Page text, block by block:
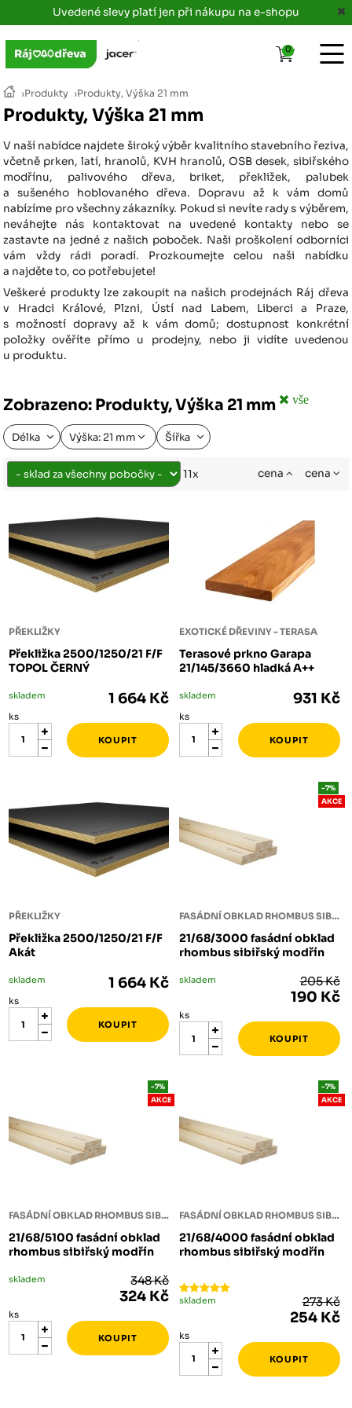
Uvedené slevy platí jen při nákupu na e-shopu
›Produkty ›Produkty, Výška 21 mm
Produkty, Výška 21 mm
V naší nabídce najdete široký výběr kvalitního stavebního řeziva,
včetně prken, latí, hranolů, KVH hranolů, OSB desek, sibiřského
modřínu, palivového dřeva, briket, překližek, palubek
a sušeného hoblovaného dřeva. Dopravu až k vám domů
nabízíme pro všechny zákazníky. Pokud si nevíte rady s výběrem,
neváhejte nás kontaktovat na uvedené kontakty nebo se
zastavte na jedné z našich poboček. Naši proškolení odborníci
vám vždy rádi poradí. Prozkoumejte celou naši nabídku
a najděte to, co potřebujete!
Veškeré produkty lze zakoupit na našich prodejnách Ráj dřeva
v Hradci Králové, Plzni, Ústí nad Labem, Liberci a Praze,
s možností dopravy až k vám domů; dostupnost konkrétní
položky ověříte přímo u prodejny, nebo ji vidíte uvedenou
u produktu.
Zobrazeno: Produkty, Výška 21 mm vše
Délka Výška: 21 mm Šířka
11x cena cena
PŘEKLIŽKY
Překližka 2500/1250/21 F/F
TOPOL ČERNÝ
skladem 1 664 Kč
ks
EXOTICKÉ DŘEVINY - TERASA
Terasové prkno Garapa
21/145/3660 hladká A++
skladem 931 Kč
ks
PŘEKLIŽKY
Překližka 2500/1250/21 F/F
Akát
skladem 1 664 Kč
ks
FASÁDNÍ OBKLAD RHOMBUS SIBIŘSKÝ MODŘÍN
21/68/3000 fasádní obklad
rhombus sibiřský modřín
-7%
AKCE
skladem 205 Kč
190 Kč
ks
FASÁDNÍ OBKLAD RHOMBUS SIBIŘSKÝ MODŘÍN
21/68/5100 fasádní obklad
rhombus sibiřský modřín
-7%
AKCE
skladem 348 Kč
324 Kč
ks
FASÁDNÍ OBKLAD RHOMBUS SIBIŘSKÝ MODŘÍN
21/68/4000 fasádní obklad
rhombus sibiřský modřín
-7%
AKCE
skladem 273 Kč
254 Kč
ks
0